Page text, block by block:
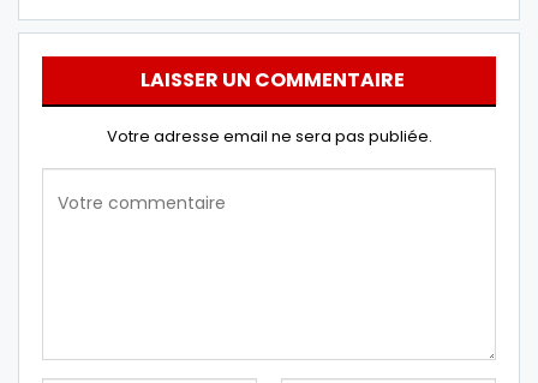
LAISSER UN COMMENTAIRE
Votre adresse email ne sera pas publiée.